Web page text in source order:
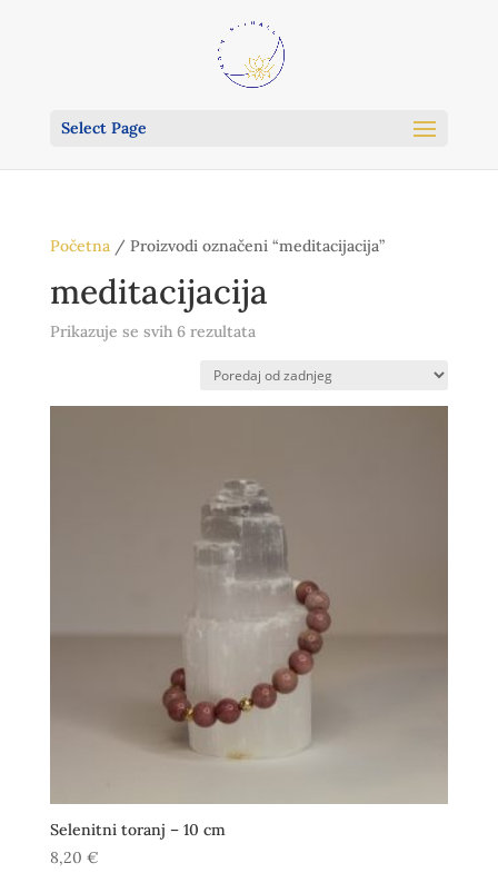
Select Page
Početna/ Proizvodi označeni “meditacijacija”
meditacijacija
Prikazuje se svih 6 rezultataPoredano
najnovijem
Selenitni toranj – 10 cm
8,20 €